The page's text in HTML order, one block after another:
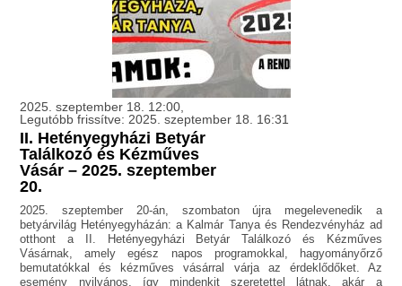
2025. szeptember 18. 12:00,
Legutóbb frissítve: 2025. szeptember 18. 16:31
II. Hetényegyházi Betyár
Találkozó és Kézműves
Vásár – 2025. szeptember
20.
2025. szeptember 20-án, szombaton újra megelevenedik a
betyárvilág Hetényegyházán: a Kalmár Tanya és Rendezvényház ad
otthont a II. Hetényegyházi Betyár Találkozó és Kézműves
Vásárnak, amely egész napos programokkal, hagyományőrző
bemutatókkal és kézműves vásárral várja az érdeklődőket. Az
esemény nyilvános, így mindenkit szeretettel látnak, akár a